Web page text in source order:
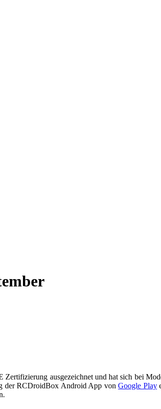
ausgezeichnet und hat sich bei
der RCDroidBox Android App vonGoogle Play